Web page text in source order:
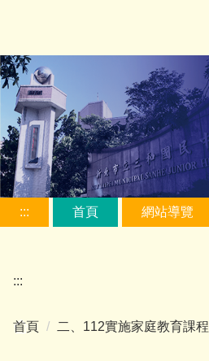
要
內
容
區
::: 首頁 網站導覽
:::
首頁 二、112實施家庭教育課程